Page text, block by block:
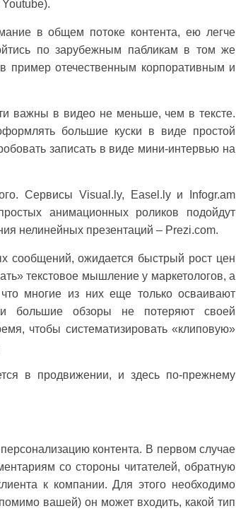
в общем потоке контента, ею легче
по зарубежным пабликам в том же
пример отечественным корпоративным и
важны в видео не меньше, чем в тексте.
большие куски в виде простой
записать в виде мини-интервью на
Сервисы Visual.ly, Easel.ly и Infogr.am
анимационных роликов подойдут
нелинейных презентаций – Prezi.com.
сообщений, ожидается быстрый рост цен
текстовое мышление у маркетологов, а
многие из них еще только осваивают
и большие обзоры не потеряют своей
чтобы систематизировать «клиповую»
в продвижении, и здесь по-прежнему
контента. В первом случае
со стороны читателей, обратную
к компании. Для этого необходимо
вашей) он может входить, какой тип